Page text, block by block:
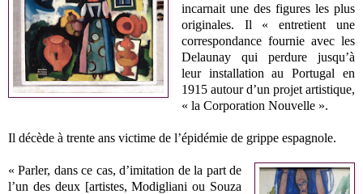
incarnait une des figures les plus
originales. Il « entretient une
correspondance fournie avec les
Delaunay qui perdure jusqu’à
leur installation au Portugal en
1915 autour d’un projet artistique,
« la Corporation Nouvelle ».
Il décède à trente ans victime de l’épidémie de grippe espagnole.
« Parler, dans ce cas, d’imitation de la part de
l’un des deux [artistes, Modigliani ou Souza